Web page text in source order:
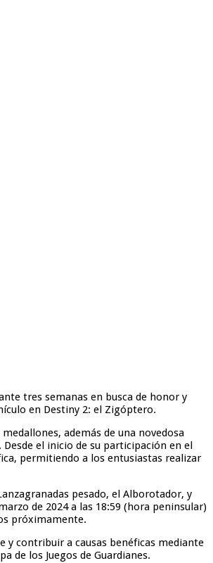
tres semanas en busca de honor y
en Destiny 2: el Zigóptero.
además de una novedosa
el inicio de su participación en el
permitiendo a los entusiastas realizar
pesado, el Alborotador, y
de 2024 a las 18:59 (hora peninsular)
próximamente.
y contribuir a causas benéficas mediante
de los Juegos de Guardianes.